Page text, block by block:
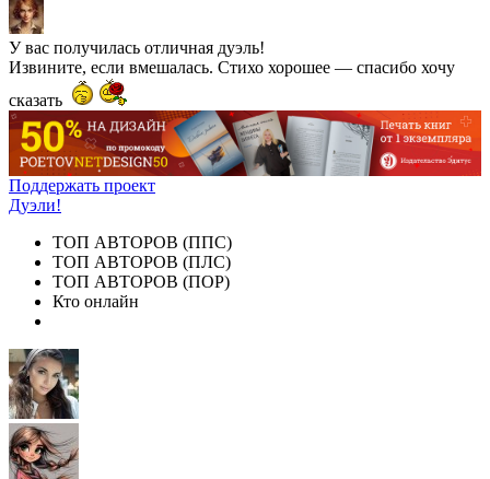
У вас получилась отличная дуэль!
Извините, если вмешалась. Стихо хорошее — спасибо хочу
сказать
Поддержать проект
Дуэли!
ТОП АВТОРОВ (ППС)
ТОП АВТОРОВ (ПЛС)
ТОП АВТОРОВ (ПОР)
Кто онлайн